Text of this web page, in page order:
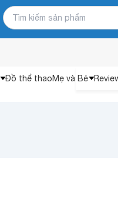
Đồ thể thaoMẹ và Bé